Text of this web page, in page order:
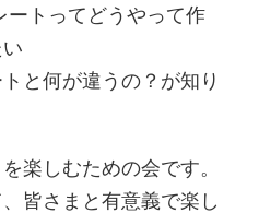
ートってどうやって作
と何が違うの？が知り
楽しむための会です。
皆さまと有意義で楽し